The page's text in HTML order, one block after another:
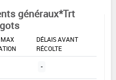
généraux*Trt
DÉLAIS AVANT
RÉCOLTE
-